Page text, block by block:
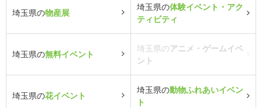
埼玉県の物産展
埼玉県の体験イベント・アク
ティビティ
埼玉県の無料イベント
埼玉県のアニメ・ゲームイベ
ント
埼玉県の花イベント
埼玉県の動物ふれあいイベン
ト